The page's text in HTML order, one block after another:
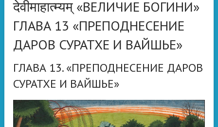
देवीमाहात्म्यम् «ВЕЛИЧИЕ БОГИНИ»
ГЛАВА 13 «ПРЕПОДНЕСЕНИЕ
ДАРОВ СУРАТХЕ И ВАЙШЬЕ»
ГЛАВА 13. «ПРЕПОДНЕСЕНИЕ ДАРОВ
СУРАТХЕ И ВАЙШЬЕ»